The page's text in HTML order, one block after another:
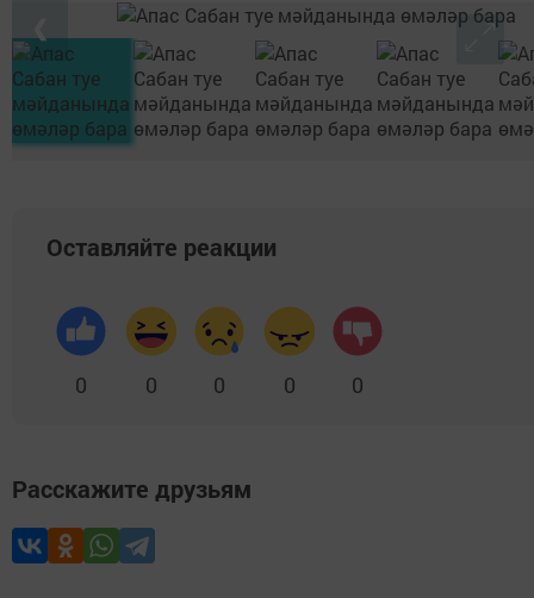
Оставляйте реакции
0 0 0 0 0
Расскажите друзьям